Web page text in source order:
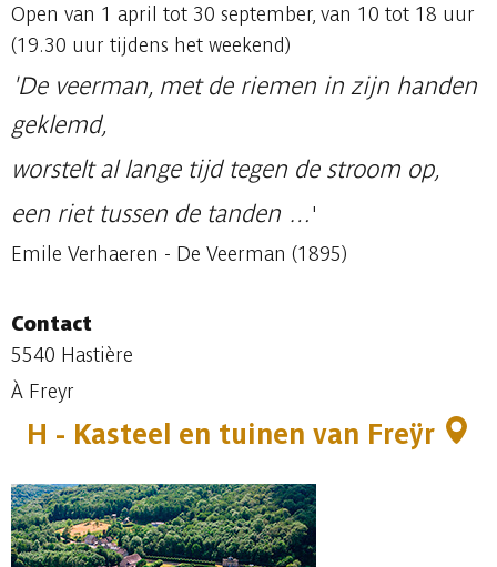
Open van 1 april tot 30 september, van 10 tot 18 uur
(19.30 uur tijdens het weekend)
'De veerman, met de riemen in zijn handen
geklemd,
worstelt al lange tijd tegen de stroom op,
een riet tussen de tanden …'
Emile Verhaeren - De Veerman (1895)
Contact
5540 Hastière
À Freyr
H - Kasteel en tuinen van Freÿr